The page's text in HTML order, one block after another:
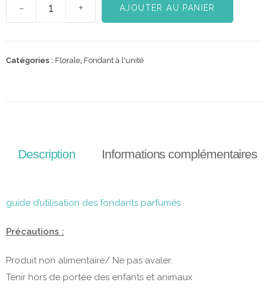
- + AJOUTER AU PANIER
Catégories : Florale, Fondant à l'unité
Description Informations complémentaires
guide d’utilisation des fondants parfumés
Précautions :
Produit non alimentaire/ Ne pas avaler.
Tenir hors de portée des enfants et animaux